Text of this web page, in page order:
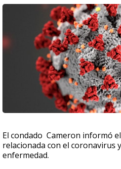
El condado Cameron informó
relacionada con el coronavirus
enfermedad.